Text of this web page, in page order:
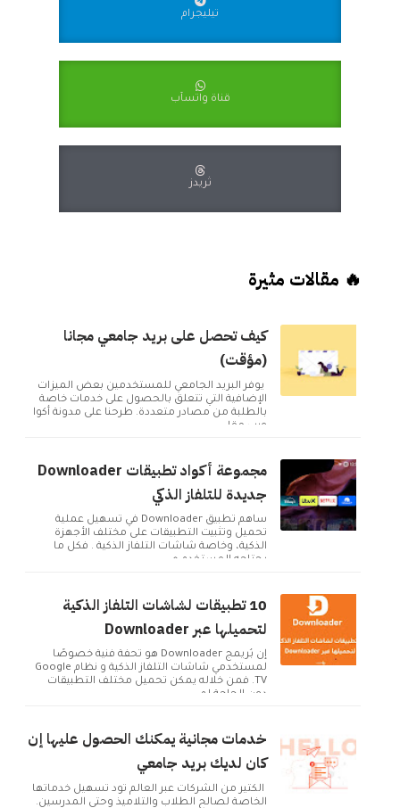
تيليجرام
قناة واتسآب
ثريدز
🔥 مقالات مثيرة
كيف تحصل على بريد جامعي مجانا
(مؤقت)
يوفر البريد الجامعي للمستخدمين بعض الميزات
الإضافية التي تتعلق بالحصول على خدمات خاصة
بالطلبة من مصادر متعددة. طرحنا على مدونة أكوا
ويب مقا...
مجموعة أكواد تطبيقات Downloader
جديدة للتلفاز الذكي
ساهم تطبيق Downloader في تسهيل عملية
تحميل وتثبيت التطبيقات على مختلف الأجهزة
الذكية، وخاصة شاشات التلفاز الذكية . فكل ما
يحتاجه المستخدم ه...
10 تطبيقات لشاشات التلفاز الذكية
لتحميلها عبر Downloader
إن بُريمج Downloader هو تحفة فنية خصوصًا
لمستخدمي شاشات التلفاز الذكية و نظام Google
TV. فمن خلاله يمكن تحميل مختلف التطبيقات
دون الحاجة لم...
خدمات مجانية يمكنك الحصول عليها إن
كان لديك بريد جامعي
الكثير من الشركات عبر العالم تود تسهيل خدماتها
الخاصة لصالح الطلاب والتلاميذ وحتى المدرسين.